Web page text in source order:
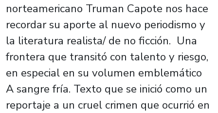
norteamericano Truman Capote nos hace
recordar su aporte al nuevo periodismo y
la literatura realista/ de no ficción. Una
frontera que transitó con talento y riesgo,
en especial en su volumen emblemático
A sangre fría. Texto que se inició como un
reportaje a un cruel crimen que ocurrió en